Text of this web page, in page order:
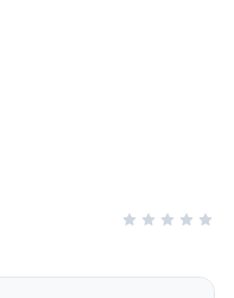
Įvertinimas 0